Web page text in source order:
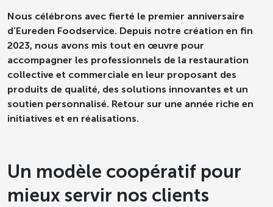
Nous célébrons avec fierté le premier anniversaire
d’Eureden Foodservice. Depuis notre création en fin
2023, nous avons mis tout en œuvre pour
accompagner les professionnels de la restauration
collective et commerciale en leur proposant des
produits de qualité, des solutions innovantes et un
soutien personnalisé. Retour sur une année riche en
initiatives et en réalisations.
Un modèle coopératif pour
mieux servir nos clients